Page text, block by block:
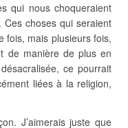
qui nous choqueraient
choses qui seraient
fois, mais plusieurs fois,
de manière de plus en
ce pourrait
liées à la religion,
J’aimerais juste que